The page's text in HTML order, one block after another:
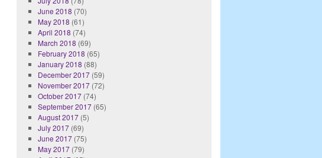
June 2018 (70)
May 2018 (61)
April 2018 (74)
March 2018 (69)
February 2018 (65)
January 2018 (88)
December 2017(59)
November 2017(72)
October 2017(74)
September 2017(65)
August 2017(5)
July 2017(69)
June 2017(75)
May 2017(79)